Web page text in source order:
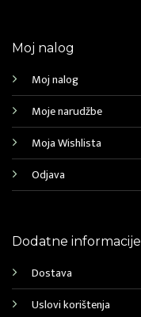
Moj nalog
Moj nalog
Moje narudžbe
Moja Wishlista
Odjava
Dodatne informacije
Dostava
Uslovi korištenja